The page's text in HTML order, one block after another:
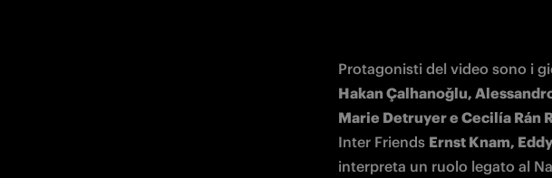
Protagonisti del video sono i
Hakan Çalhanoğlu,
Marie Detruyer e Cecilía Rán
Inter Friends Ernst Knam,
interpreta un ruolo legato al